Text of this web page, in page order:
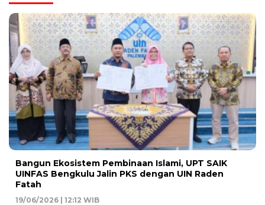
Bangun Ekosistem Pembinaan Islami, UPT SAIK
UINFAS Bengkulu Jalin PKS dengan UIN Raden
Fatah
19/06/2026 | 12:12 WIB